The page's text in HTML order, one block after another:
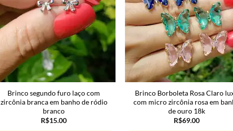
Brinco segundo furo laço com
zircônia branca em banho de ródio
branco
R$15.00
Brinco Borboleta Rosa Claro
com micro zircônia rosa em
de ouro 18k
R$69.00